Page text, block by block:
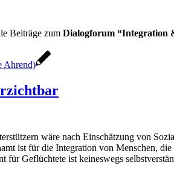
Beiträge zum Dialogforum “Integration
wäre nach Einschätzung von
ist für die Integration von Menschen,
für Geflüchtete ist keineswegs